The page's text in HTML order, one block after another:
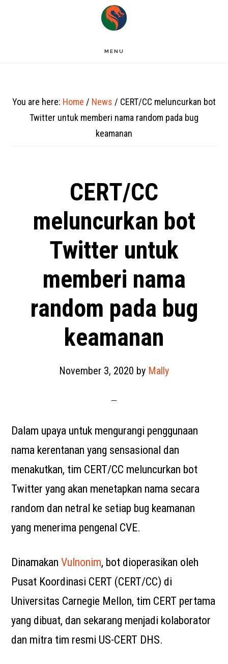
MENU
You are here: Home / News / CERT/CC meluncurkan bot
Twitter untuk memberi nama random pada bug
keamanan
CERT/CC
meluncurkan bot
Twitter untuk
memberi nama
random pada bug
keamanan
November 3, 2020 by Mally
Dalam upaya untuk mengurangi penggunaan
nama kerentanan yang sensasional dan
menakutkan, tim CERT/CC meluncurkan bot
Twitter yang akan menetapkan nama secara
random dan netral ke setiap bug keamanan
yang menerima pengenal CVE.
DinamakanVulnonim, bot dioperasikan oleh
Pusat Koordinasi CERT (CERT/CC) di
Universitas Carnegie Mellon, tim CERT pertama
yang dibuat, dan sekarang menjadi kolaborator
dan mitra tim resmi US-CERT DHS.